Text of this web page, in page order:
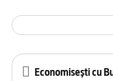
Economisești cu